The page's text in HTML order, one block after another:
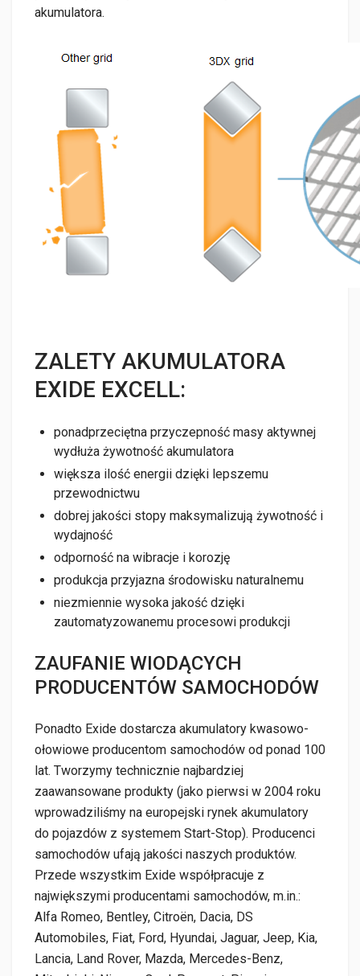
akumulatora.
ZALETY AKUMULATORA
EXIDE EXCELL:
ponadprzeciętna przyczepność masy aktywnej
wydłuża żywotność akumulatora
większa ilość energii dzięki lepszemu
przewodnictwu
dobrej jakości stopy maksymalizują żywotność i
wydajność
odporność na wibracje i korozję
produkcja przyjazna środowisku naturalnemu
niezmiennie wysoka jakość dzięki
zautomatyzowanemu procesowi produkcji
ZAUFANIE WIODĄCYCH
PRODUCENTÓW SAMOCHODÓW
Ponadto Exide dostarcza akumulatory kwasowo-
ołowiowe producentom samochodów od ponad 100
lat. Tworzymy technicznie najbardziej
zaawansowane produkty (jako pierwsi w 2004 roku
wprowadziliśmy na europejski rynek akumulatory
do pojazdów z systemem Start-Stop). Producenci
samochodów ufają jakości naszych produktów.
Przede wszystkim Exide współpracuje z
największymi producentami samochodów, m.in.:
Alfa Romeo, Bentley, Citroën, Dacia, DS
Automobiles, Fiat, Ford, Hyundai, Jaguar, Jeep, Kia,
Lancia, Land Rover, Mazda, Mercedes-Benz,